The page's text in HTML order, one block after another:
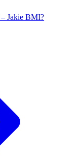
Jakie BMI?